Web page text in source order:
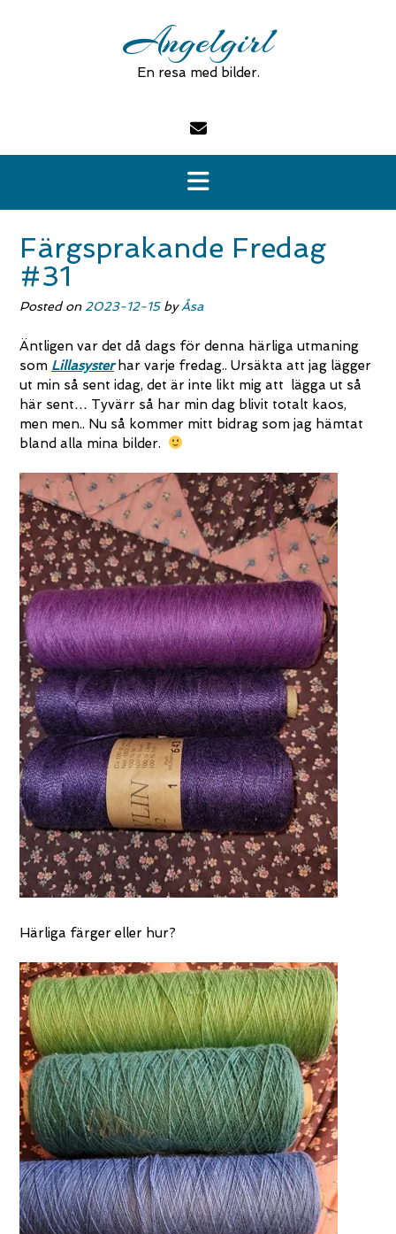
Angelgirl
En resa med bilder.
Färgsprakande Fredag
#31
Posted on 2023-12-15byÅsa
Äntligen var det då dags för denna härliga utmaning
som Lillasysterhar varje fredag.. Ursäkta att jag lägger
ut min så sent idag, det är inte likt mig att lägga ut så
här sent… Tyvärr så har min dag blivit totalt kaos,
men men.. Nu så kommer mitt bidrag som jag hämtat
bland alla mina bilder.
Härliga färger eller hur?